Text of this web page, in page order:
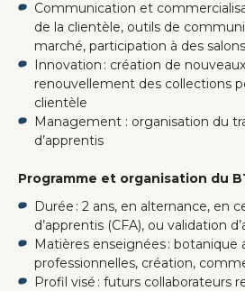
Communication et
de la clientèle, outils de
marché, participation à des salons
Innovation : création de
renouvellement des collections
clientèle
Management : organisation du
d’apprentis
Programme et organisation du
Durée : 2 ans, en alternance, en
d’apprentis (CFA), ou validation
Matières enseignées : botanique
professionnelles, création,
Profil visé : futurs collaborateurs